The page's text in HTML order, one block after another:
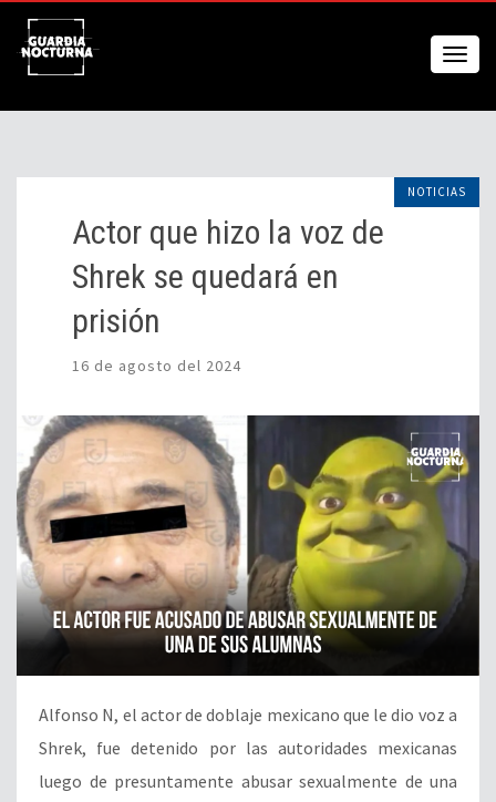
NOTICIAS
Actor que hizo la voz de
Shrek se quedará en
prisión
16 de agosto del 2024
Alfonso N, el actor de doblaje mexicano que le dio voz a
Shrek, fue detenido por las autoridades mexicanas
luego de presuntamente abusar sexualmente de una